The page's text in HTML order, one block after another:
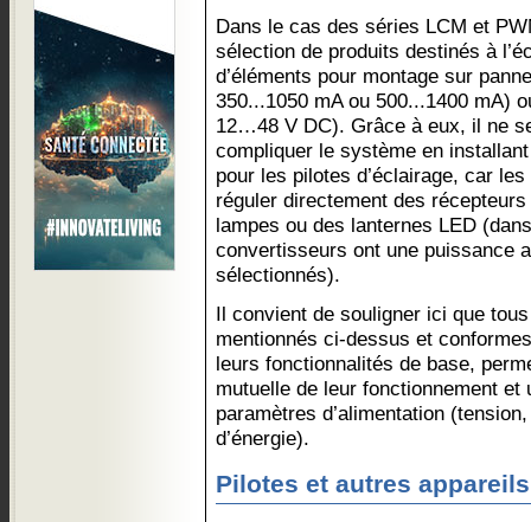
Dans le cas des séries LCM et
sélection de produits destinés à
d’éléments pour montage sur
350...1050 mA ou 500...1400 mA)
12…48 V DC). Grâce à eux, il ne
compliquer le système en
pour les pilotes d’éclairage, car
réguler directement des
lampes ou des lanternes LED
convertisseurs ont une puissance
sélectionnés).
Il convient de souligner ici que
mentionnés ci-dessus et
leurs fonctionnalités de base,
mutuelle de leur fonctionnement
paramètres d’alimentation
d’énergie).
Pilotes et autres